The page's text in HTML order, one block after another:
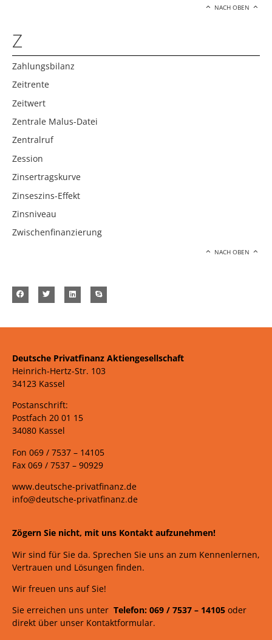
NACH OBEN
Z
Zahlungsbilanz
Zeitrente
Zeitwert
Zentrale Malus-Datei
Zentralruf
Zession
Zinsertragskurve
Zinseszins-Effekt
Zinsniveau
Zwischenfinanzierung
NACH OBEN
Deutsche Privatfinanz Aktiengesellschaft
Heinrich-Hertz-Str. 103
34123 Kassel
Postanschrift:
Postfach 20 01 15
34080 Kassel
Fon 069 / 7537 – 14105
Fax 069 / 7537 – 90929
www.deutsche-privatfinanz.de
info@deutsche-privatfinanz.de
Zögern Sie nicht, mit uns Kontakt aufzunehmen!
Wir sind für Sie da. Sprechen Sie uns an zum Kennenlernen,
Vertrauen und Lösungen finden.
Wir freuen uns auf Sie!
Sie erreichen uns unter Telefon: 069 / 7537 – 14105 oder
direkt über unser Kontaktformular.